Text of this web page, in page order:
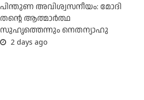
പിന്തുണ അവിശ്വസനീയം: മോദി
തന്റെ ആത്മാര്‍ത്ഥ
സുഹൃത്തെന്നും നെതന്യാഹു
2 days ago